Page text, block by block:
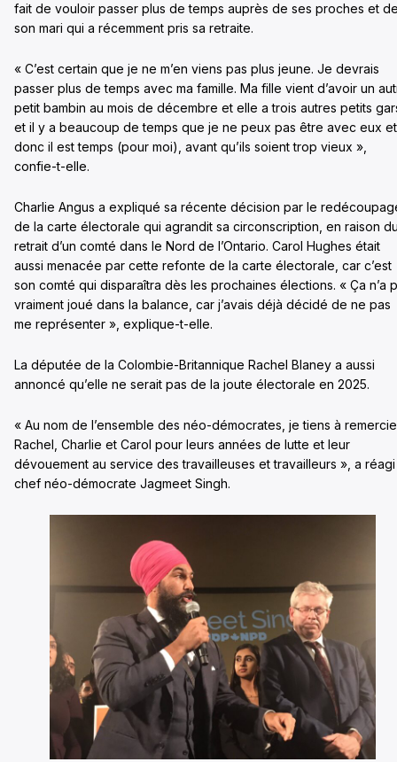
fait de vouloir passer plus de temps auprès de ses proches et
son mari qui a récemment pris sa retraite.
« C’est certain que je ne m’en viens pas plus jeune. Je devrais
passer plus de temps avec ma famille. Ma fille vient d’avoir un
petit bambin au mois de décembre et elle a trois autres petits
et il y a beaucoup de temps que je ne peux pas être avec eux et
donc il est temps (pour moi), avant qu’ils soient trop vieux »,
confie-t-elle.
Charlie Angus a expliqué sa récente décision par le
de la carte électorale qui agrandit sa circonscription, en raison
retrait d’un comté dans le Nord de l’Ontario. Carol Hughes était
aussi menacée par cette refonte de la carte électorale, car c’est
son comté qui disparaîtra dès les prochaines élections. « Ça n’a
vraiment joué dans la balance, car j’avais déjà décidé de ne pas
me représenter », explique-t-elle.
La députée de la Colombie-Britannique Rachel Blaney a aussi
annoncé qu’elle ne serait pas de la joute électorale en 2025.
« Au nom de l’ensemble des néo-démocrates, je tiens à
Rachel, Charlie et Carol pour leurs années de lutte et leur
dévouement au service des travailleuses et travailleurs », a
chef néo-démocrate Jagmeet Singh.